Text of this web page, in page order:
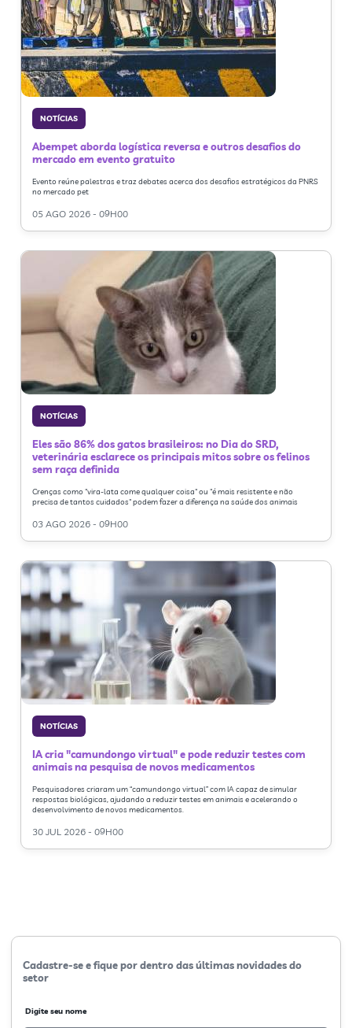
NOTÍCIAS
Abempet aborda logística reversa e outros desafios do
mercado em evento gratuito
Evento reúne palestras e traz debates acerca dos desafios estratégicos da PNRS
no mercado pet
05 AGO 2026 - 09H00
NOTÍCIAS
Eles são 86% dos gatos brasileiros: no Dia do SRD,
veterinária esclarece os principais mitos sobre os felinos
sem raça definida
Crenças como "vira-lata come qualquer coisa" ou "é mais resistente e não
precisa de tantos cuidados" podem fazer a diferença na saúde dos animais
03 AGO 2026 - 09H00
NOTÍCIAS
IA cria "camundongo virtual" e pode reduzir testes com
animais na pesquisa de novos medicamentos
Pesquisadores criaram um “camundongo virtual” com IA capaz de simular
respostas biológicas, ajudando a reduzir testes em animais e acelerando o
desenvolvimento de novos medicamentos.
30 JUL 2026 - 09H00
Cadastre-se e fique por dentro das últimas novidades do
setor
Digite seu nome